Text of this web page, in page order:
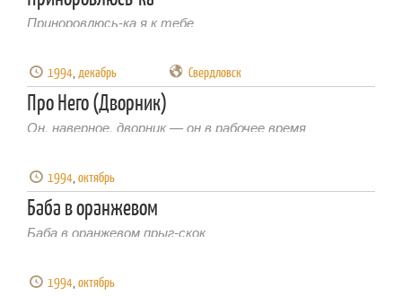
Приноровлюсь-ка я к тебе
1994,декабрь Свердловск
Про Него (Дворник)
Он, наверное, дворник — он в рабочее время
1994,октябрь
Баба в оранжевом
Баба в оранжевом прыг-скок
1994,октябрь